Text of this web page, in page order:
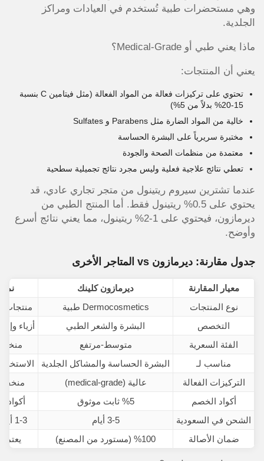
وهي مستحضرات طبية تُستخدم في العيادات ومراكز
الجلدية.
ماذا يعني طبي أو Medical-Grade؟
يعني أن المنتجات:
تحتوي على تركيزات فعالة من المواد الفعالة (مثل فيتامين C بنسبة
15-20% بدلاً من 5%)
خالية من المواد الضارة مثل Parabens و Sulfates
مختبرة سريرياً على البشرة الحساسة
معتمدة من منظمات الصحة والجودة
تعطي نتائج علاجية فعلية وليس مجرد نتائج تجميلية سطحية
عندما تشترين سيروم ريتينول من متجر تجاري عادي، قد
يحتوي على 0.5% ريتينول فقط. أما المنتج الطبي من
ديرمازون، فيحتوي على 1-2% ريتينول، مما يعني نتائج أسرع
وأوضح.
جدول مقارنة: ديرمازون vs المتاجر الأخرى
معيار المقارنة ديرمازون كلينك
نوع المنتجات
Dermocosmetics طبية
منتجات
التخصص
البشرة والشعر الطبي
أزياء
الفئة السعرية
متوسط-مرتفع
مناسب لـ
البشرة الحساسة والمشاكل الجلدية
التركيزات الفعالة
عالية (medical-grade)
أكواد الخصم
%5 ثابت موثوق
أكواد
الشحن في السعودية
3-5 أيام
1-3 أيام (سريع جداً)
ضمان الأصالة
%100 (مستورد من المصنع)